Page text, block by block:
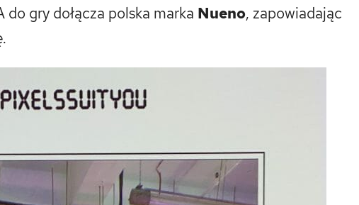
gry dołącza polska marka Nueno, zapowiadając